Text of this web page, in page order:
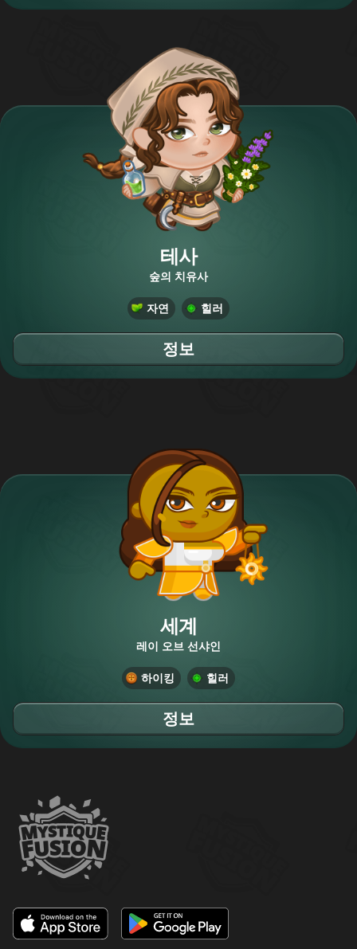
테사
숲의 치유사
자연 힐러
정보
세계
레이 오브 선샤인
하이킹 힐러
정보